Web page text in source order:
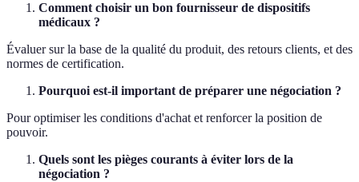
Comment choisir un bon fournisseur de dispositifs
médicaux ?
Évaluer sur la base de la qualité du produit, des retours clients, et des
normes de certification.
Pourquoi est-il important de préparer une négociation ?
Pour optimiser les conditions d'achat et renforcer la position de
pouvoir.
Quels sont les pièges courants à éviter lors de la
négociation ?